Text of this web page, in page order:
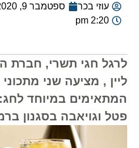
עוזי בכר
ספטמבר 9, 2020
2:20 pm
לרגל חגי תשרי, חברת
ליין , מציעה שני מתכוני
המתאימים במיוחד לחג:
פטל וגויאבה בסגנון